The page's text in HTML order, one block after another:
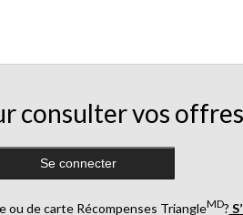
consulter vos
Se connecter
ou de carte Récompenses TriangleMD?